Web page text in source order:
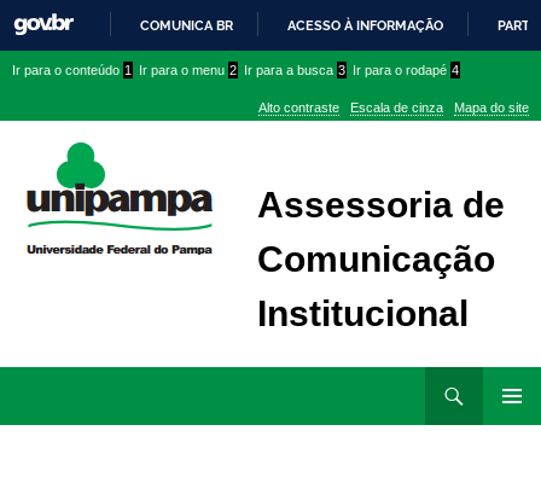
PARA
CONTEÚDO
COMUNICA BR ACESSO À INFORMAÇÃO
conteúdo
menu
superior
menu
Ir para o conteúdo 1 Ir para o menu 2 Ir para a busca 3 Ir para o rodapé 4
Alto contraste Escala de cinza Mapa do site
Assessoria de
Comunicação
Institucional